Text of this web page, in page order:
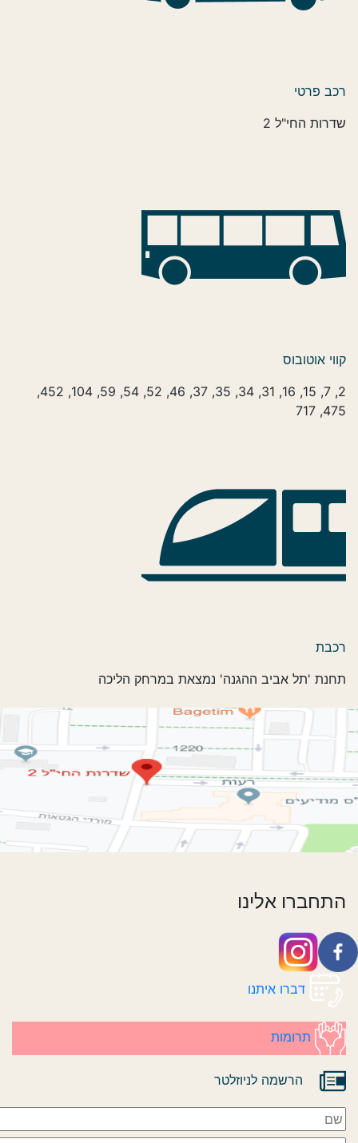
רכב פרטי
שדרות החי"ל 2
קווי אוטובוס
2, 7, 15, 16, 31, 34, 35, 37, 46, 52, 54, 59, 104, 452,
475, 717
רכבת
תחנת 'תל אביב ההגנה' נמצאת במרחק הליכה
התחברו אלינו
דברו איתנו
תרומות
הרשמה לניוזלטר